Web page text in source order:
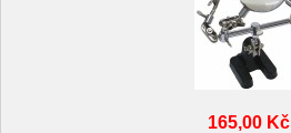
165,00 Kč